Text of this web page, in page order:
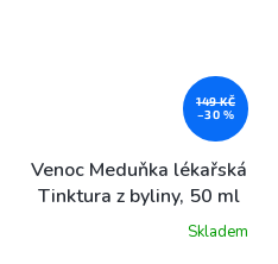
149 KČ
–30 %
Venoc Meduňka lékařská
Tinktura z byliny, 50 ml
Skladem